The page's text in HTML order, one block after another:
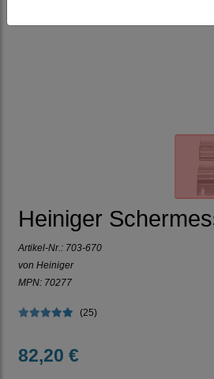
Heiniger
Artikel-Nr.: 703-670
von Heiniger
MPN: 70277
(25)
82,20 €